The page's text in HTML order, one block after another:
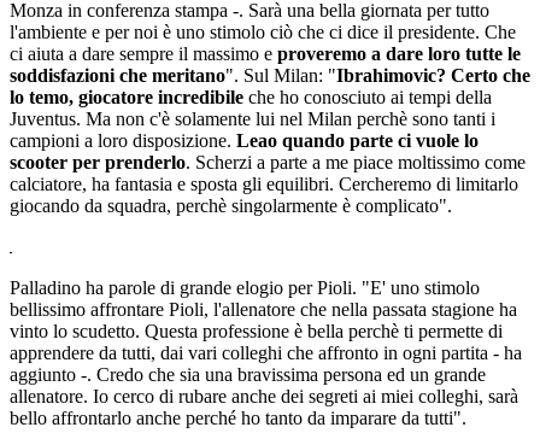
Monza in conferenza stampa -. Sarà una bella giornata per tutto
l'ambiente e per noi è uno stimolo ciò che ci dice il presidente. Che
ci aiuta a dare sempre il massimo e proveremo a dare loro tutte le
soddisfazioni che meritano". Sul Milan: "Ibrahimovic? Certo che
lo temo, giocatore incredibile che ho conosciuto ai tempi della
Juventus. Ma non c'è solamente lui nel Milan perchè sono tanti i
campioni a loro disposizione. Leao quando parte ci vuole lo
scooter per prenderlo. Scherzi a parte a me piace moltissimo come
calciatore, ha fantasia e sposta gli equilibri. Cercheremo di limitarlo
giocando da squadra, perchè singolarmente è complicato".
Palladino ha parole di grande elogio per Pioli. "E' uno stimolo
bellissimo affrontare Pioli, l'allenatore che nella passata stagione ha
vinto lo scudetto. Questa professione è bella perchè ti permette di
apprendere da tutti, dai vari colleghi che affronto in ogni partita - ha
aggiunto -. Credo che sia una bravissima persona ed un grande
allenatore. Io cerco di rubare anche dei segreti ai miei colleghi, sarà
bello affrontarlo anche perché ho tanto da imparare da tutti".